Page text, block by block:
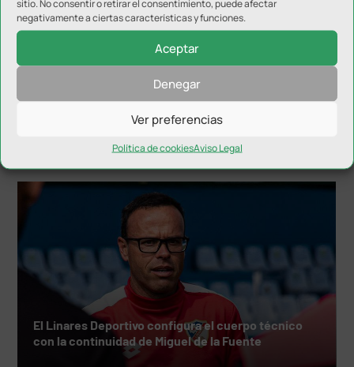
sitio. No consentir o retirar el consentimiento, puede afectar
negativamente a ciertas características y funciones.
Aceptar
Denegar
Ver preferencias
Política de cookiesAviso Legal
Hugo Díaz anuncia su retirada
El Linares Deportivo configura el cuerpo técnico
con la continuidad de Miguel de la Fuente